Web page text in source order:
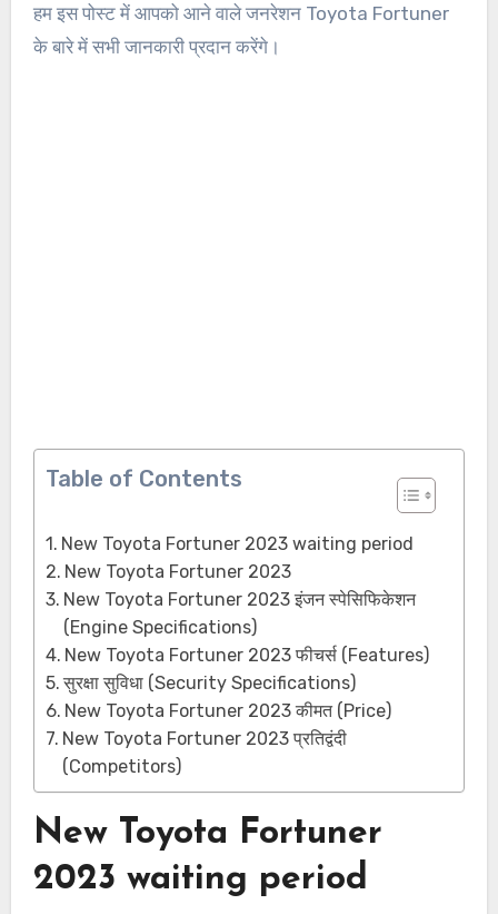
हम इस पोस्ट में आपको आने वाले जनरेशन Toyota Fortuner
के बारे में सभी जानकारी प्रदान करेंगे।
Table of Contents
New Toyota Fortuner 2023 waiting period
New Toyota Fortuner 2023
New Toyota Fortuner 2023 इंजन स्पेसिफिकेशन
(Engine Specifications)
New Toyota Fortuner 2023 फीचर्स (Features)
सुरक्षा सुविधा (Security Specifications)
New Toyota Fortuner 2023 कीमत (Price)
New Toyota Fortuner 2023 प्रतिद्वंदी
(Competitors)
New Toyota Fortuner
2023 waiting period